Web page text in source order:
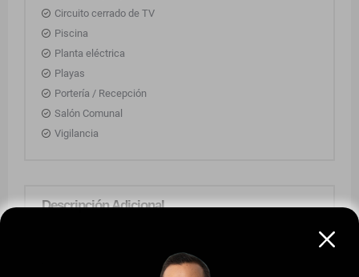
Circuito cerrado de TV
Piscina
Planta eléctrica
Playas
Portería / Recepción
Salón Comunal
Vigilancia
Descripción Adicional